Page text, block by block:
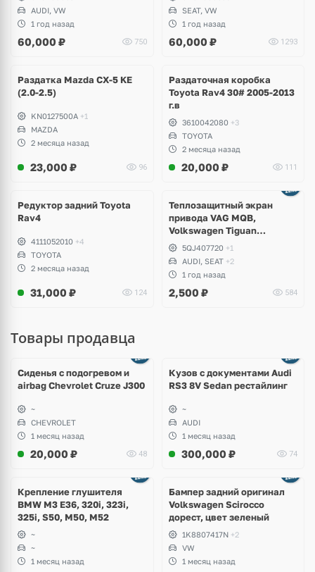
Allspace, Arteon, Teramont,
Atlas Cross Sport
AUDI, VW
1 год назад
60,000 ₽ 750
TCR Perfomance, Clubsport,
Jetta GLI, Seat Leon Cupra
SEAT, VW
1 год назад
60,000 ₽ 1293
Раздатка Mazda CX-5 KE
(2.0-2.5)
KN0127500A +1
MAZDA
2 месяца назад
23,000 ₽ 96
Раздаточная коробка
Toyota Rav4 30# 2005-2013
г.в
3610042080 +3
TOYOTA
2 месяца назад
20,000 ₽ 111
Редуктор задний Toyota
Rav4
4111052010 +4
TOYOTA
2 месяца назад
31,000 ₽ 124
Теплозащитный экран
привода VAG MQB,
Volkswagen Tiguan
Allspace, Teramont, Arteon,
Passat B8, Golf 7.5, Atlas
Cross Sport, T-Roc, Audi S3,
RS3, Q3, RSQ3, Skoda
Kodiaq, Karoq, Superb
5QJ407720 +1
AUDI, SEAT +2
1 год назад
2,500 ₽ 584
Товары продавца
Сиденья с подогревом и
airbag Chevrolet Cruze J300
~
CHEVROLET
1 месяц назад
20,000 ₽ 48
Кузов с документами Audi
RS3 8V Sedan рестайлинг
~
AUDI
1 месяц назад
300,000 ₽ 74
Крепление глушителя
BMW M3 E36, 320i, 323i,
325i, S50, M50, M52
~
~
1 месяц назад
Бампер задний оригинал
Volkswagen Scirocco
дорест, цвет зеленый
1K8807417N +2
VW
1 месяц назад